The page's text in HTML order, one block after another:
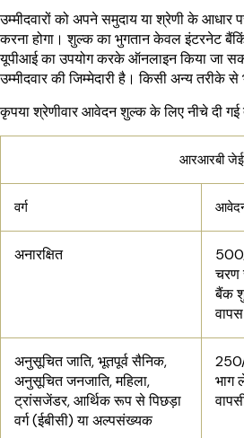
उम्मीदवारों को अपने समुदाय या श्रेणी के
करना होगा। शुल्क का भुगतान केवल इंटरनेट
यूपीआई का उपयोग करके ऑनलाइन किया जा
उम्मीदवार की जिम्मेदारी है। किसी अन्य तरीके
कृपया श्रेणीवार आवेदन शुल्क के लिए नीचे दी गई
आरआरबी जेई
वर्ग
अनारक्षित
चरण
बैंक
अनुसूचित जाति, भूतपूर्व सैनिक,
अनुसूचित जनजाति, महिला,
ट्रांसजेंडर, आर्थिक रूप से पिछड़ा
वर्ग (ईबीसी) या अल्पसंख्यक
भाग